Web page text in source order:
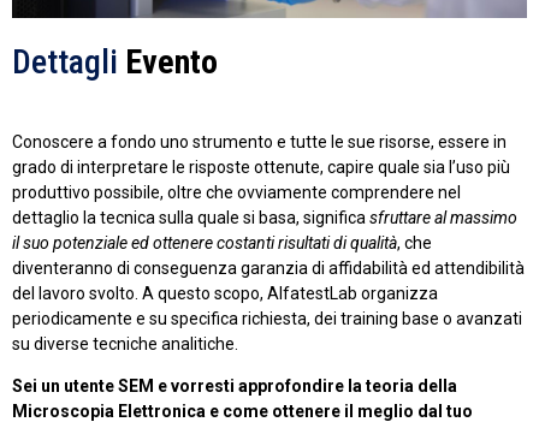
Dettagli Evento
Conoscere a fondo uno strumento e tutte le sue risorse, essere in
grado di interpretare le risposte ottenute, capire quale sia l’uso più
produttivo possibile, oltre che ovviamente comprendere nel
dettaglio la tecnica sulla quale si basa, significa sfruttare al massimo
il suo potenziale ed ottenere costanti risultati di qualità, che
diventeranno di conseguenza garanzia di affidabilità ed attendibilità
del lavoro svolto. A questo scopo, AlfatestLab organizza
periodicamente e su specifica richiesta, dei training base o avanzati
su diverse tecniche analitiche.
Sei un utente SEM e vorresti approfondire la teoria della
Microscopia Elettronica e come ottenere il meglio dal tuo